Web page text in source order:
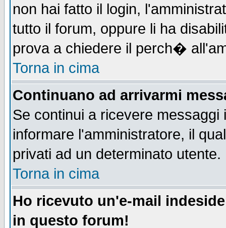
non hai fatto il login,
tutto il forum, oppure li ha
prova a chiedere il perch�
Torna in cima
Continuano ad arrivarmi
Se continui a ricevere
informare l'amministratore, il
privati ad un determinato utente.
Torna in cima
Ho ricevuto un'e-mail
in questo forum!